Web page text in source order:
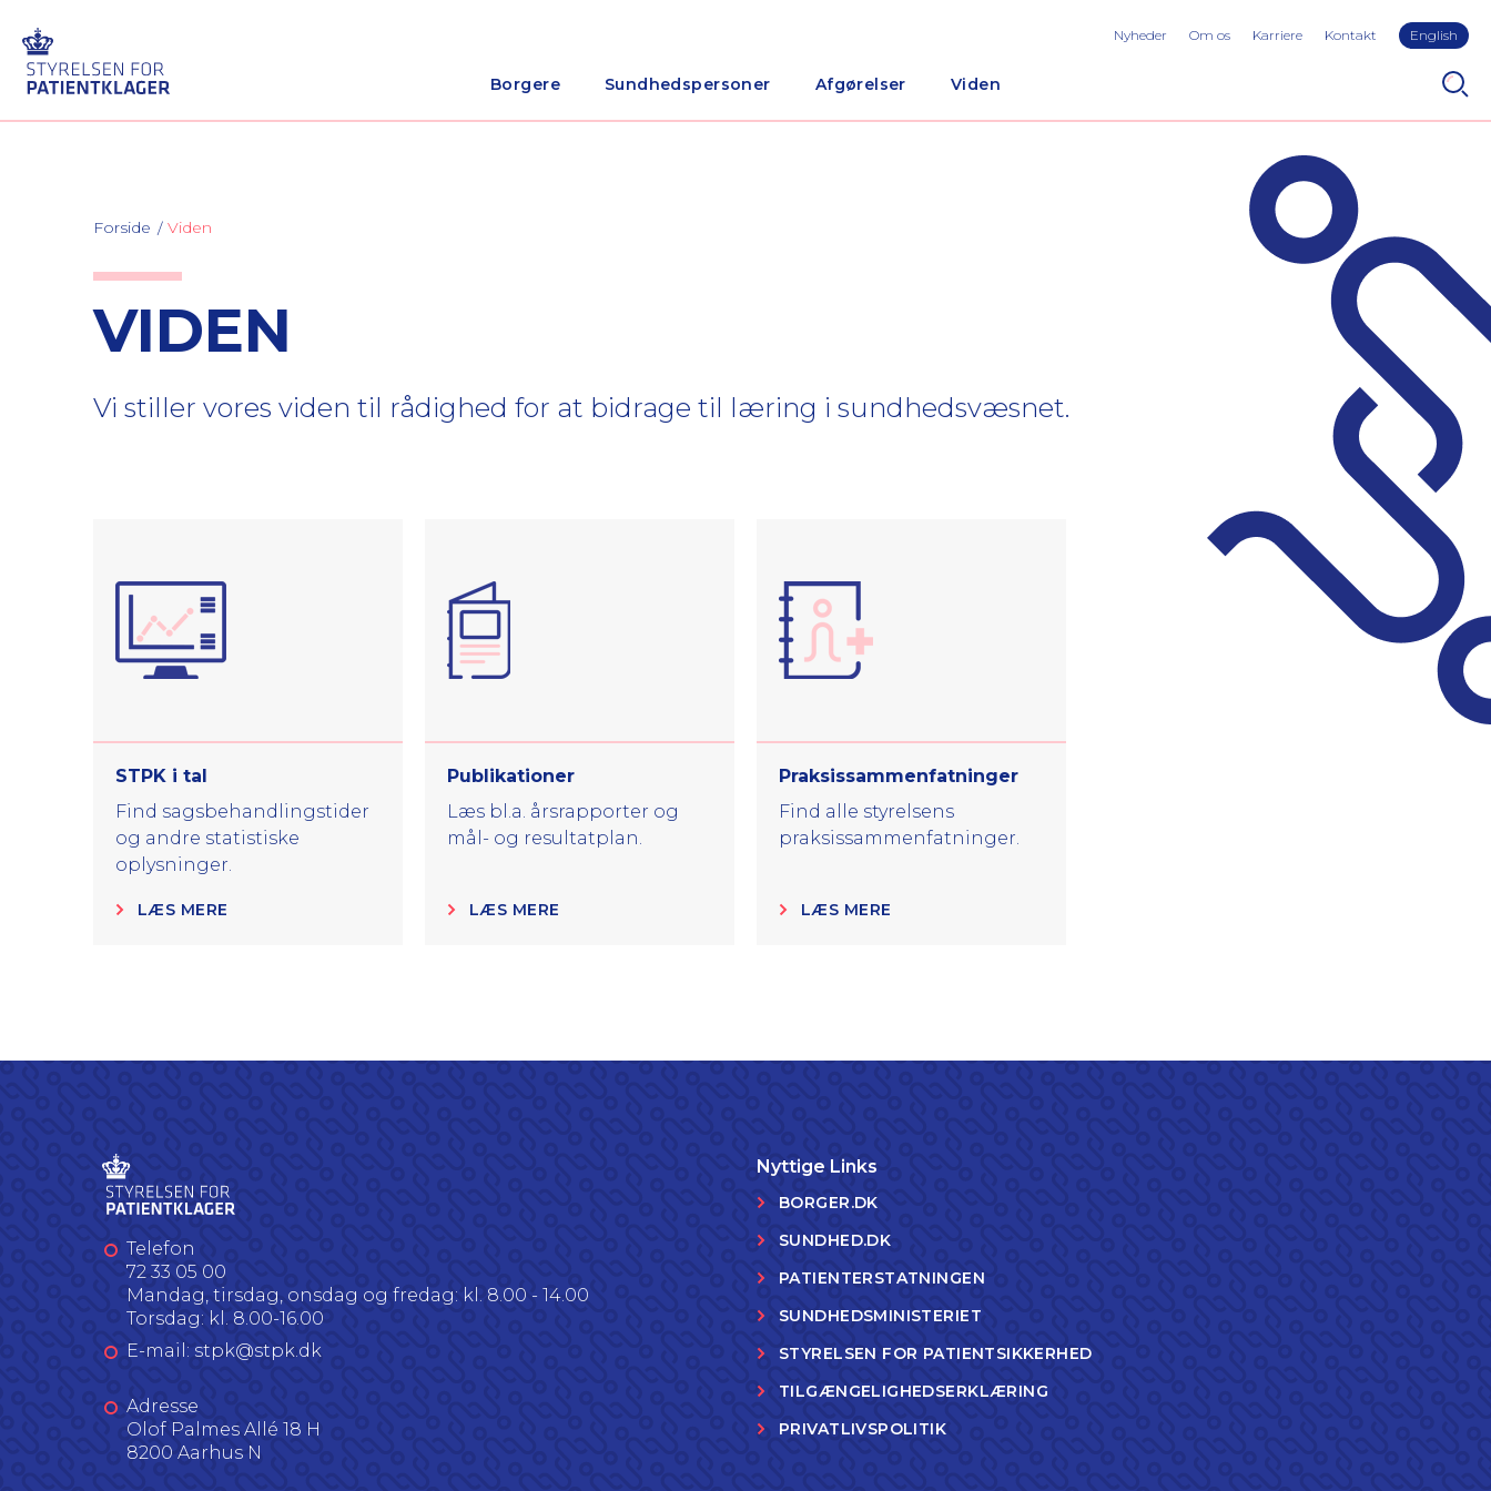
Borgere Sundhedspersoner Afgørelser Viden
Nyheder Om os Karriere Kontakt English
Forside Viden
VIDEN
Vi stiller vores viden til rådighed for at bidrage til læring i sundhedsvæsnet.
STPK i tal
Find sagsbehandlingstider
og andre statistiske
oplysninger.
LÆS MERE
Publikationer
Læs bl.a. årsrapporter og
mål- og resultatplan.
LÆS MERE
Praksissammenfatninger
Find alle styrelsens
praksissammenfatninger.
LÆS MERE
Telefon
72 33 05 00
Mandag, tirsdag, onsdag og fredag: kl. 8.00 - 14.00
Torsdag: kl. 8.00-16.00
E-mail: stpk@stpk.dk
Adresse
Olof Palmes Allé 18 H
8200 Aarhus N
Nyttige Links
BORGER.DK
SUNDHED.DK
PATIENTERSTATNINGEN
SUNDHEDSMINISTERIET
STYRELSEN FOR PATIENTSIKKERHED
TILGÆNGELIGHEDSERKLÆRING
PRIVATLIVSPOLITIK